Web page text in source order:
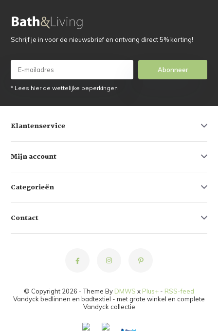
Schrijf je in voor de nieuwsbrief en ontvang direct 5% korting!
Abonneer
* Lees hier de wettelijke beperkingen
Klantenservice
Mijn account
Categorieën
Contact
© Copyright 2026 - Theme By DMWS x Plus+ - RSS-feed
Vandyck bedlinnen en badtextiel - met grote winkel en complete
Vandyck collectie